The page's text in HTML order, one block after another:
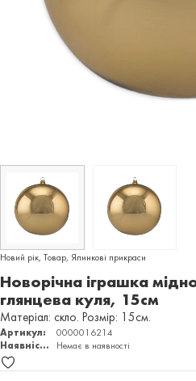
Новий рік, Товар, Ялинкові прикраси
Новорічна іграшка
глянцева куля, 15см
Матеріал: скло. Розмір: 15см.
Артикул:
0000016214
Наявність:
Немає в наявності